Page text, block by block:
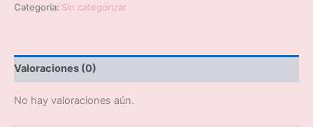
Categoría: Sin categorizar
Valoraciones (0)
No hay valoraciones aún.